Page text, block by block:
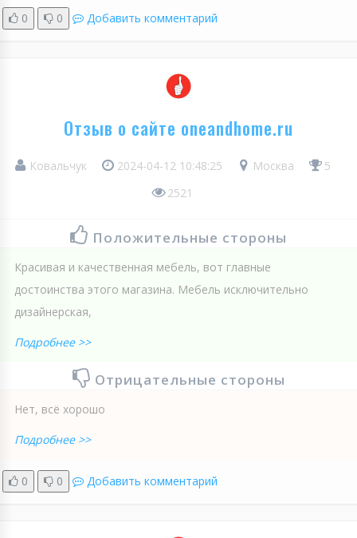
0 0 Добавить комментарий
Отзыв о сайте oneandhome.ru
Ковальчук 2024-04-12 10:48:25 Москва
5
2521
Положительные стороны
Красивая и качественная мебель, вот главные
достоинства этого магазина. Мебель исключительно
дизайнерская,
Подробнее >>
Отрицательные стороны
Нет, всё хорошо
Подробнее >>
0 0 Добавить комментарий